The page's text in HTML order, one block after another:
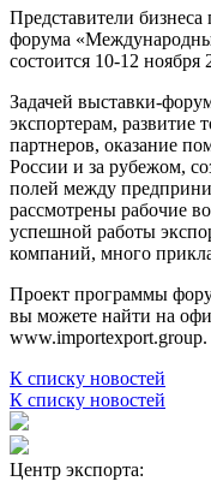
Представители
форума
состоится 10-12 ноября
Задачей выставки-
экспортерам, развитие
партнеров, оказание
России и за рубежом,
полей между
рассмотрены рабочие
успешной работы
компаний, много
Проект программы
вы можете найти на
www.importexport.group.
К списку новостей
К списку новостей
Центр экспорта: